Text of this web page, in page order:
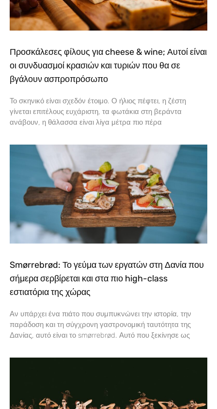
Προσκάλεσες φίλους για cheese & wine; Αυτοί είναι
οι συνδυασμοί κρασιών και τυριών που θα σε
βγάλουν ασπροπρόσωπο
Το σκηνικό είναι σχεδόν έτοιμο. Ο ήλιος πέφτει, η ζέστη
γίνεται επιτέλους ευχάριστη, τα φωτάκια στη βεράντα
ανάβουν, η θάλασσα είναι λίγα μέτρα πιο πέρα
Smørrebrød: Το γεύμα των εργατών στη Δανία που
σήμερα σερβίρεται και στα πιο high-class
εστιατόρια της χώρας
Αν υπάρχει ένα πιάτο που συμπυκνώνει την ιστορία, την
παράδοση και τη σύγχρονη γαστρονομική ταυτότητα της
Δανίας, αυτό είναι το smørrebrød. Αυτό που ξεκίνησε ως